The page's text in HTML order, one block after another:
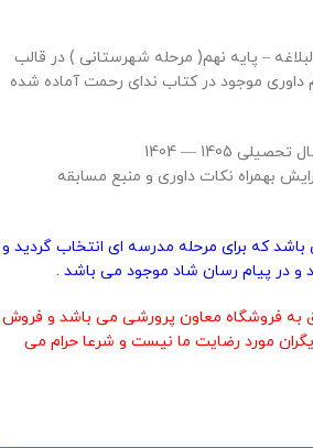
– پایه نهم( مرحله شهرستانی ) در قالب
موجود در کتاب ندای رحمت آماده شده
1405 — 1404
بهمراه نکات داوری و منبع مسابقه
که برای مرحله مدرسه ای انتخاب گردید و
و در پیام رسان شاد موجود می باشد .
به فروشگاه معاون پرورشی می باشد و فروش
مورد رضایت ما نیست و شرعا حرام می